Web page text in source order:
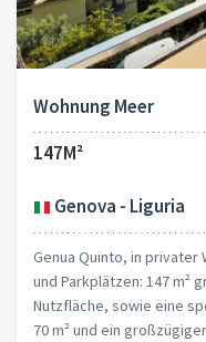
Wohnung Meer
147M²
Genova - Liguria
Genua Quinto, in privater
und Parkplätzen: 147 m²
Nutzfläche, sowie eine
70 m² und ein